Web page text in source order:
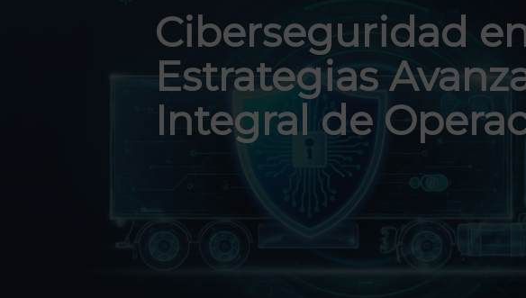
Ciberseguridad
Estrategias
Integral de